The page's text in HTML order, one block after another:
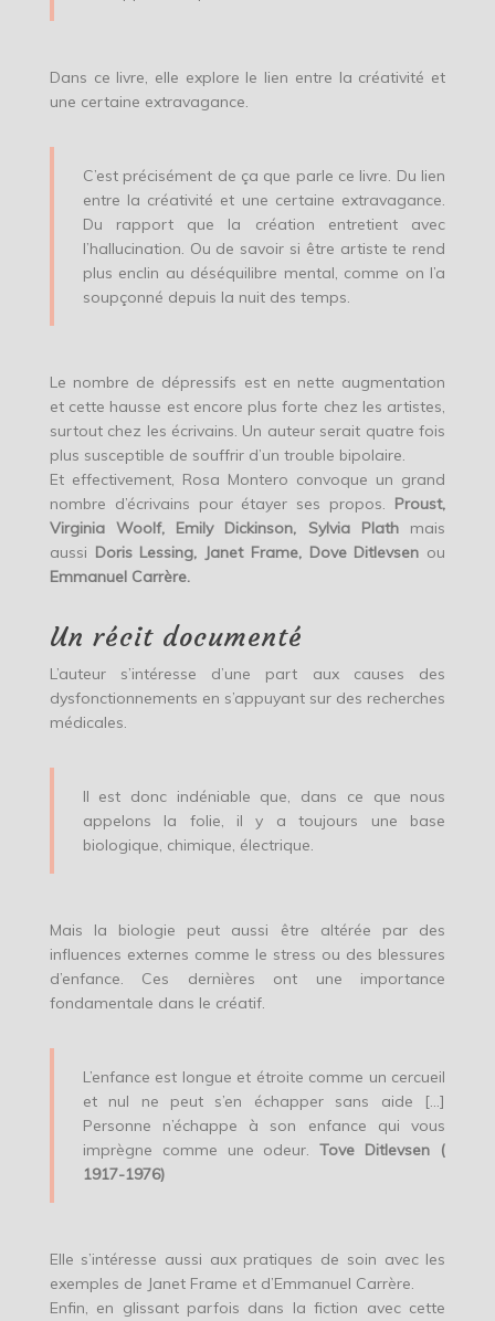
Dans ce livre, elle explore le lien entre la créativité et
une certaine extravagance.
C’est précisément de ça que parle ce livre. Du lien
entre la créativité et une certaine extravagance.
Du rapport que la création entretient avec
l’hallucination. Ou de savoir si être artiste te rend
plus enclin au déséquilibre mental, comme on l’a
soupçonné depuis la nuit des temps.
Le nombre de dépressifs est en nette augmentation
et cette hausse est encore plus forte chez les artistes,
surtout chez les écrivains. Un auteur serait quatre fois
plus susceptible de souffrir d’un trouble bipolaire.
Et effectivement, Rosa Montero convoque un grand
nombre d’écrivains pour étayer ses propos. Proust,
Virginia Woolf, Emily Dickinson, Sylvia Plathmais
aussi Doris Lessing, Janet Frame, Dove Ditlevsen ou
Emmanuel Carrère.
Un récit documenté
L’auteur s’intéresse d’une part aux causes des
dysfonctionnements en s’appuyant sur des recherches
médicales.
Il est donc indéniable que, dans ce que nous
appelons la folie, il y a toujours une base
biologique, chimique, électrique.
Mais la biologie peut aussi être altérée par des
influences externes comme le stress ou des blessures
d’enfance. Ces dernières ont une importance
fondamentale dans le créatif.
L’enfance est longue et étroite comme un cercueil
et nul ne peut s’en échapper sans aide […]
Personne n’échappe à son enfance qui vous
imprègne comme une odeur. Tove Ditlevsen (
1917-1976)
Elle s’intéresse aussi aux pratiques de soin avec les
exemples de Janet Frame et d’Emmanuel Carrère.
Enfin, en glissant parfois dans la fiction avec cette